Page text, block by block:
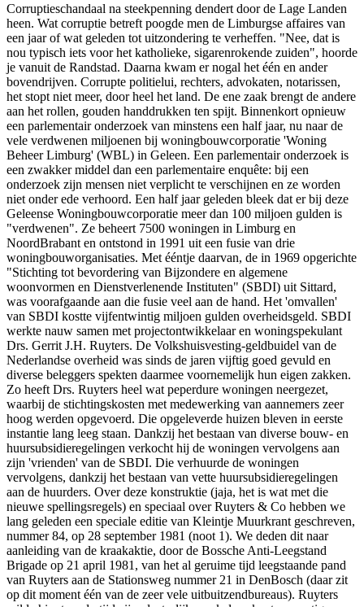
Corruptieschandaal na steekpenning dendert door de Lage Landen
heen. Wat corruptie betreft poogde men de Limburgse affaires van
een jaar of wat geleden tot uitzondering te verheffen. "Nee, dat is
nou typisch iets voor het katholieke, sigarenrokende zuiden", hoorde
je vanuit de Randstad. Daarna kwam er nogal het één en ander
bovendrijven. Corrupte politielui, rechters, advokaten, notarissen,
het stopt niet meer, door heel het land. De ene zaak brengt de andere
aan het rollen, gouden handdrukken ten spijt. Binnenkort opnieuw
een parlementair onderzoek van minstens een half jaar, nu naar de
vele verdwenen miljoenen bij woningbouwcorporatie 'Woning
Beheer Limburg' (WBL) in Geleen. Een parlementair onderzoek is
een zwakker middel dan een parlementaire enquête: bij een
onderzoek zijn mensen niet verplicht te verschijnen en ze worden
niet onder ede verhoord. Een half jaar geleden bleek dat er bij deze
Geleense Woningbouwcorporatie meer dan 100 miljoen gulden is
"verdwenen". Ze beheert 7500 woningen in Limburg en
NoordBrabant en ontstond in 1991 uit een fusie van drie
woningbouworganisaties. Met ééntje daarvan, de in 1969 opgerichte
"Stichting tot bevordering van Bijzondere en algemene
woonvormen en Dienstverlenende Instituten" (SBDI) uit Sittard,
was voorafgaande aan die fusie veel aan de hand. Het 'omvallen'
van SBDI kostte vijfentwintig miljoen gulden overheidsgeld. SBDI
werkte nauw samen met projectontwikkelaar en woningspekulant
Drs. Gerrit J.H. Ruyters. De Volkshuisvesting-geldbuidel van de
Nederlandse overheid was sinds de jaren vijftig goed gevuld en
diverse beleggers spekten daarmee voornemelijk hun eigen zakken.
Zo heeft Drs. Ruyters heel wat peperdure woningen neergezet,
waarbij de stichtingskosten met medewerking van aannemers zeer
hoog werden opgevoerd. Die opgeleverde huizen bleven in eerste
instantie lang leeg staan. Dankzij het bestaan van diverse bouw- en
huursubsidieregelingen verkocht hij de woningen vervolgens aan
zijn 'vrienden' van de SBDI. Die verhuurde de woningen
vervolgens, dankzij het bestaan van vette huursubsidieregelingen
aan de huurders. Over deze konstruktie (jaja, het is wat met die
nieuwe spellingsregels) en speciaal over Ruyters & Co hebben we
lang geleden een speciale editie van Kleintje Muurkrant geschreven,
nummer 84, op 28 september 1981 (noot 1). We deden dit naar
aanleiding van de kraakaktie, door de Bossche Anti-Leegstand
Brigade op 21 april 1981, van het al geruime tijd leegstaande pand
van Ruyters aan de Stationsweg nummer 21 in DenBosch (daar zit
op dit moment één van de zeer vele uitbuitzendbureaus). Ruyters